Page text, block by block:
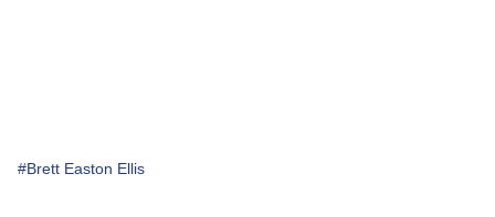
#Brett Easton Ellis